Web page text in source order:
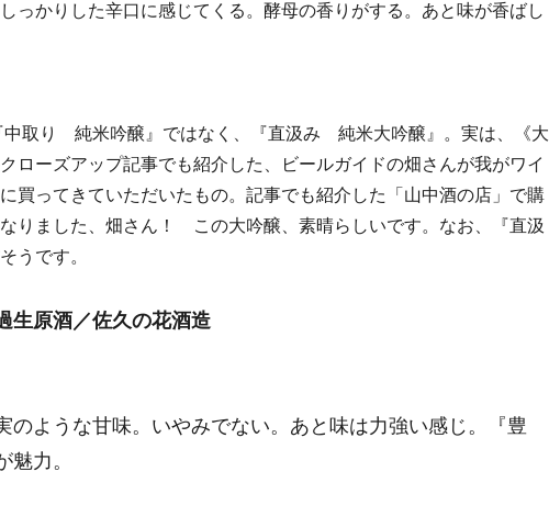
っかりした辛口に感じてくる。酵母の香りがする。あと味が香ばし
中取り 純米吟醸』ではなく、『直汲み 純米大吟醸』。実は、《大
ローズアップ記事でも紹介した、ビールガイドの畑さんが我がワイ
買ってきていただいたもの。記事でも紹介した「山中酒の店」で購
りました、畑さん！ この大吟醸、素晴らしいです。なお、『直汲
うです。
生原酒／佐久の花酒造
のような甘味。いやみでない。あと味は力強い感じ。『豊
力。